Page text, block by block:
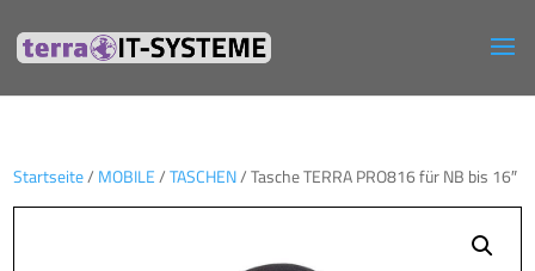
Startseite/ MOBILE/TASCHEN/ Tasche TERRA PRO816 für NB bis 16″